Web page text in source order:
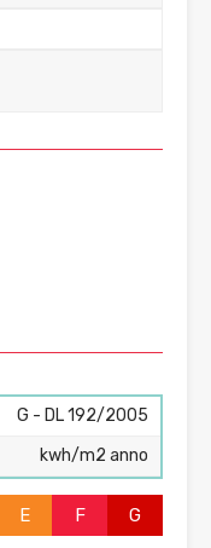
G - DL 192/2005
kwh/m2 anno
E F G